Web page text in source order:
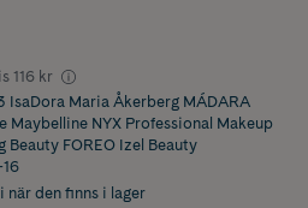
116 kr
IsaDora Maria Åkerberg MÁDARA
Maybelline NYX Professional Makeup
Beauty FOREO Izel Beauty
när den finns i lager